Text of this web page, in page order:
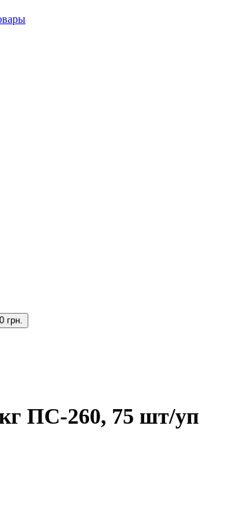
грн.
ПС-260, 75 шт/уп